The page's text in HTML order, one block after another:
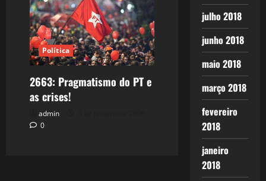
Política
2663: Pragmatismo do PT e
as crises!
admin
0
julho 2018
junho 2018
maio 2018
março 2018
fevereiro
2018
janeiro
2018